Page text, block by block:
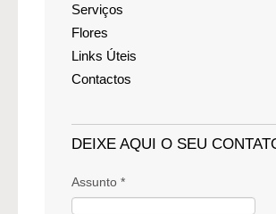
Serviços
Flores
Links Úteis
Contactos
DEIXE AQUI O SEU
Assunto *